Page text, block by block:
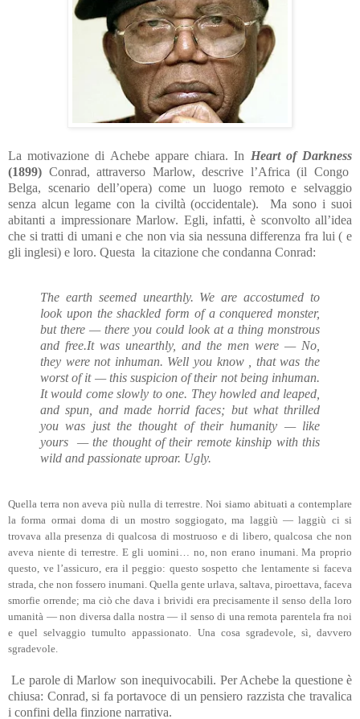
La motivazione di Achebe appare chiara. In Heart of Darkness
(1899) Conrad, attraverso Marlow, descrive l’Africa (il Congo
Belga, scenario dell’opera) come un luogo remoto e selvaggio
senza alcun legame con la civiltà (occidentale). Ma sono i suoi
abitanti a impressionare Marlow. Egli, infatti, è sconvolto all’idea
che si tratti di umani e che non via sia nessuna differenza fra lui ( e
gli inglesi) e loro. Questa la citazione che condanna Conrad:
The earth seemed unearthly. We are accostumed to
look upon the shackled form of a conquered monster,
but there — there you could look at a thing monstrous
and free.It was unearthly, and the men were — No,
they were not inhuman. Well you know , that was the
worst of it — this suspicion of their not being inhuman.
It would come slowly to one. They howled and leaped,
and spun, and made horrid faces; but what thrilled
you was just the thought of their humanity — like
yours — the thought of their remote kinship with this
wild and passionate uproar. Ugly.
Quella terra non aveva più nulla di terrestre. Noi siamo abituati a contemplare
la forma ormai doma di un mostro soggiogato, ma laggiù — laggiù ci si
trovava alla presenza di qualcosa di mostruoso e di libero, qualcosa che non
aveva niente di terrestre. E gli uomini… no, non erano inumani. Ma proprio
questo, ve l’assicuro, era il peggio: questo sospetto che lentamente si faceva
strada, che non fossero inumani. Quella gente urlava, saltava, piroettava, faceva
smorfie orrende; ma ciò che dava i brividi era precisamente il senso della loro
umanità — non diversa dalla nostra — il senso di una remota parentela fra noi
e quel selvaggio tumulto appassionato. Una cosa sgradevole, sì, davvero
sgradevole.
Le parole di Marlow son inequivocabili. Per Achebe la questione è
chiusa: Conrad, si fa portavoce di un pensiero razzista che travalica
i confini della finzione narrativa.